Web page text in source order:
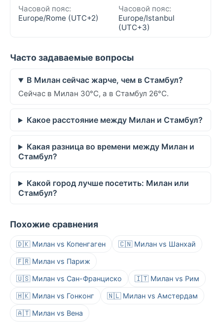
Часовой пояс:
Europe/Rome (UTC+2)
Часовой пояс:
Europe/Istanbul
(UTC+3)
Часто задаваемые вопросы
В Милан сейчас жарче, чем в Стамбул?
Сейчас в Милан 30°C, а в Стамбул 26°C.
Какое расстояние между Милан и Стамбул?
Какая разница во времени между Милан и
Стамбул?
Какой город лучше посетить: Милан или
Стамбул?
Похожие сравнения
🇩🇰 Милан vs Копенгаген 🇨🇳 Милан vs Шанхай
🇫🇷 Милан vs Париж
🇺🇸 Милан vs Сан-Франциско 🇮🇹 Милан vs Рим
🇭🇰 Милан vs Гонконг 🇳🇱 Милан vs Амстердам
🇦🇹 Милан vs Вена